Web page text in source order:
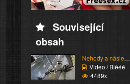
Související
obsah
Nehody a následky (Bes...
Video / Blééé
4489x